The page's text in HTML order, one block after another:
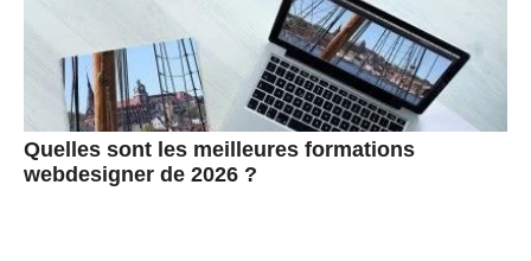
Quelles sont les meilleures formations
webdesigner de 2026 ?